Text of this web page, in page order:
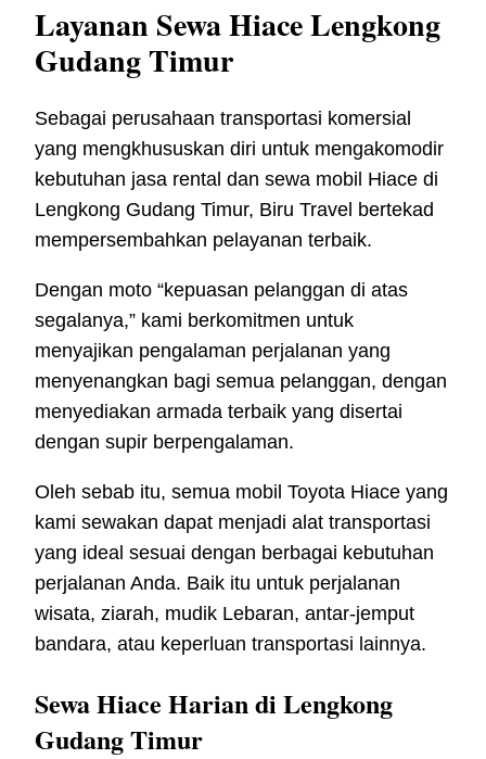
Layanan Sewa Hiace Lengkong
Gudang Timur
Sebagai perusahaan transportasi komersial
yang mengkhususkan diri untuk mengakomodir
kebutuhan jasa rental dan sewa mobil Hiace di
Lengkong Gudang Timur, Biru Travel bertekad
mempersembahkan pelayanan terbaik.
Dengan moto “kepuasan pelanggan di atas
segalanya,” kami berkomitmen untuk
menyajikan pengalaman perjalanan yang
menyenangkan bagi semua pelanggan, dengan
menyediakan armada terbaik yang disertai
dengan supir berpengalaman.
Oleh sebab itu, semua mobil Toyota Hiace yang
kami sewakan dapat menjadi alat transportasi
yang ideal sesuai dengan berbagai kebutuhan
perjalanan Anda. Baik itu untuk perjalanan
wisata, ziarah, mudik Lebaran, antar-jemput
bandara, atau keperluan transportasi lainnya.
Sewa Hiace Harian di Lengkong
Gudang Timur